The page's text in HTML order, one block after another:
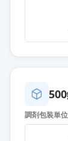
調剤包装単